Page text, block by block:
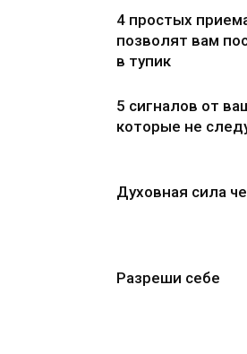
4 простых
позволят вам
в тупик
5 сигналов от
которые не
Духовная сила
Разреши себе